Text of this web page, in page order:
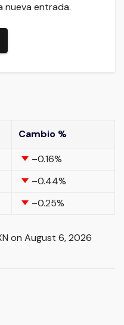
nueva entrada.
Cambio %
–0.16%
–0.44%
–0.25%
on August 6, 2026